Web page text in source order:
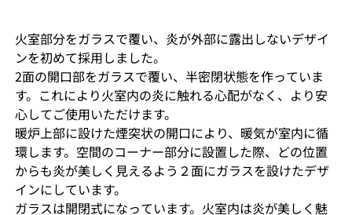
火室部分をガラスで覆い、炎が外部に露出しないデザイ
ンを初めて採用しました。
2面の開口部をガラスで覆い、半密閉状態を作っていま
す。これにより火室内の炎に触れる心配がなく、より安
心してご使用いただけます。
暖炉上部に設けた煙突状の開口により、暖気が室内に循
環します。空間のコーナー部分に設置した際、どの位置
からも炎が美しく見えるよう２面にガラスを設けたデザ
インにしています。
ガラスは開閉式になっています。火室内は炎が美しく魅